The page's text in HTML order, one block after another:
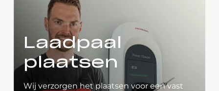
Laadpaal
plaatsen
Wij verzorgen het plaatsen voor een vast